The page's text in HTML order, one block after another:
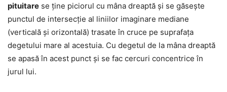
pituitare se ține piciorul cu mâna dreaptă și se găsește
punctul de intersecție al liniilor imaginare mediane
(verticală și orizontală) trasate în cruce pe suprafața
degetului mare al acestuia. Cu degetul de la mâna dreaptă
se apasă în acest punct și se fac cercuri concentrice în
jurul lui.